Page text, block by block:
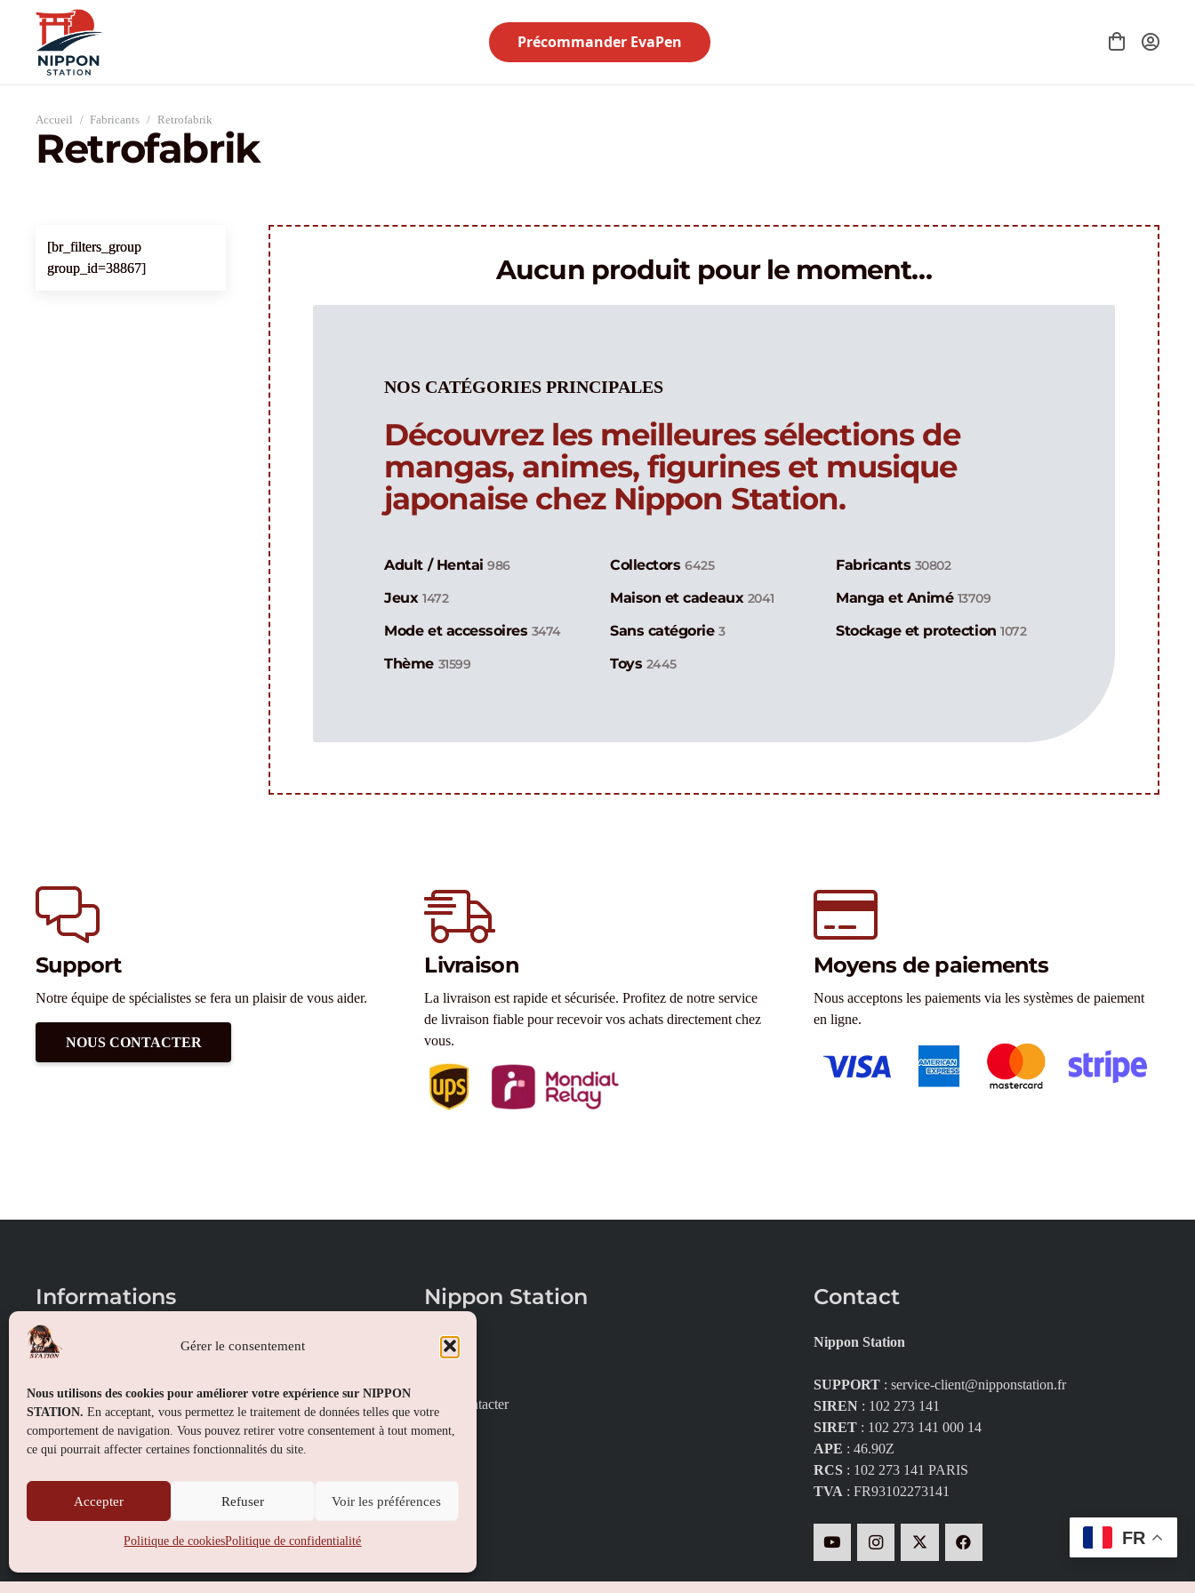
Gérer le consentement
Nous utilisons des cookies pour améliorer votre expérience sur NIPPON
STATION. En acceptant, vous permettez le traitement de données telles que votre
comportement de navigation. Vous pouvez retirer votre consentement à tout moment,
ce qui pourrait affecter certaines fonctionnalités du site.
Accepter Refuser Voir les préférences
Politique de cookiesPolitique de confidentialité
Précommander EvaPen
Accueil / Fabricants / Retrofabrik
Retrofabrik
[br_filters_group
group_id=38867]
Aucun produit pour le moment…
NOS CATÉGORIES PRINCIPALES
Découvrez les meilleures sélections de
mangas, animes, figurines et musique
japonaise chez Nippon Station.
Adult / Hentai986 Collectors 6425 Fabricants 30802
Jeux 1472 Maison et cadeaux 2041 Manga et Animé 13709
Mode et accessoires 3474 Sans catégorie3 Stockage et protection1072
Thème 31599 Toys 2445
Support
Notre équipe de spécialistes se fera un plaisir de vous aider.
NOUS CONTACTER
Livraison
La livraison est rapide et sécurisée. Profitez de notre service
de livraison fiable pour recevoir vos achats directement chez
vous.
Moyens de paiements
Nous acceptons les paiements via les systèmes de paiement
en ligne.
Informations
Conditions générales de vente
Politique de confidentialité
Politique de cookies (UE)
Nippon Station
À propos
Nous contacter
Contact
Nippon Station
SUPPORT: service-client@nipponstation.fr
SIREN: 102 273 141
SIRET: 102 273 141 000 14
APE : 46.90Z
RCS: 102 273 141 PARIS
TVA: FR93102273141
FR